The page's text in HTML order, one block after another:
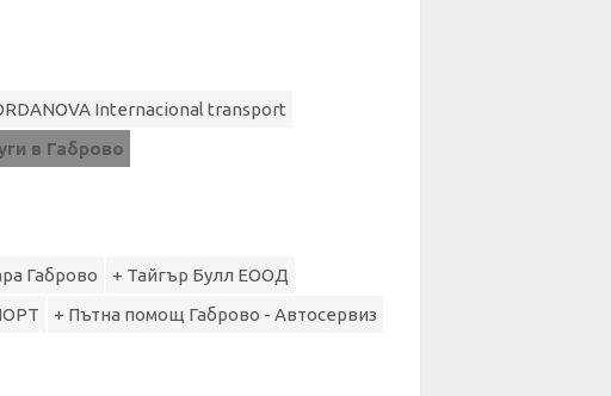
Internacional transport
в Габрово
Габрово
+ Тайгър Булл ЕООД
+ Пътна помощ Габрово - Автосервиз